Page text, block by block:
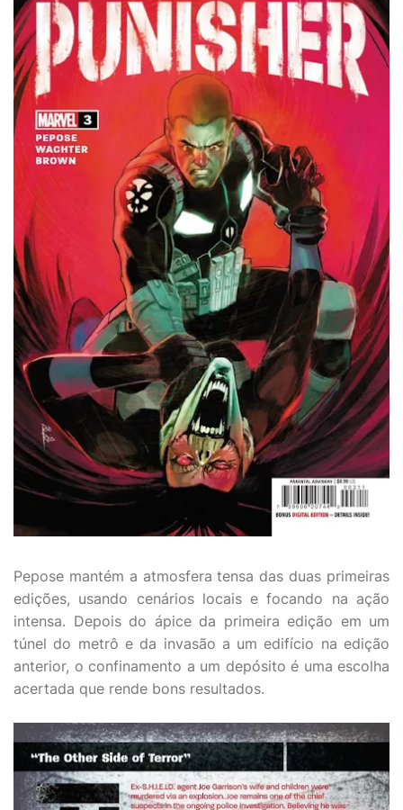
Pepose mantém a atmosfera tensa das duas primeiras
edições, usando cenários locais e focando na ação
intensa. Depois do ápice da primeira edição em um
túnel do metrô e da invasão a um edifício na edição
anterior, o confinamento a um depósito é uma escolha
acertada que rende bons resultados.